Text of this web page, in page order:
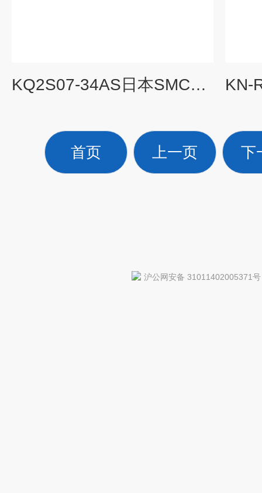
KQ2S07-34AS日本SMC减压阀,SMC型号大全
首页 上一页 下
沪公网安备 31011402005371号